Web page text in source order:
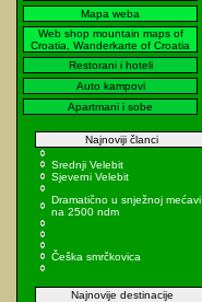
Mapa weba
Web shop mountain maps of
Croatia, Wanderkarte of Croatia
Restorani i hoteli
Auto kampovi
Apartmani i sobe
Najnoviji članci
Srednji Velebit
Sjeverni Velebit
Dramatično u snježnoj mećavi
na 2500 ndm
Češka smrčkovica
Najnovije destinacije